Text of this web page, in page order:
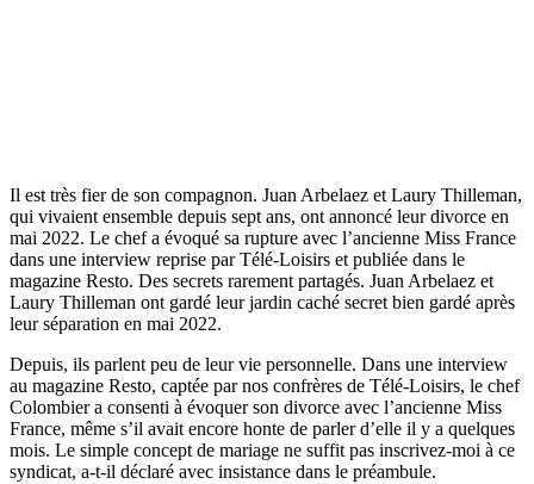
Il est très fier de son compagnon. Juan Arbelaez et Laury Thilleman,
qui vivaient ensemble depuis sept ans, ont annoncé leur divorce en
mai 2022. Le chef a évoqué sa rupture avec l’ancienne Miss France
dans une interview reprise par Télé-Loisirs et publiée dans le
magazine Resto. Des secrets rarement partagés. Juan Arbelaez et
Laury Thilleman ont gardé leur jardin caché secret bien gardé après
leur séparation en mai 2022.
Depuis, ils parlent peu de leur vie personnelle. Dans une interview
au magazine Resto, captée par nos confrères de Télé-Loisirs, le chef
Colombier a consenti à évoquer son divorce avec l’ancienne Miss
France, même s’il avait encore honte de parler d’elle il y a quelques
mois. Le simple concept de mariage ne suffit pas inscrivez-moi à ce
syndicat, a-t-il déclaré avec insistance dans le préambule.